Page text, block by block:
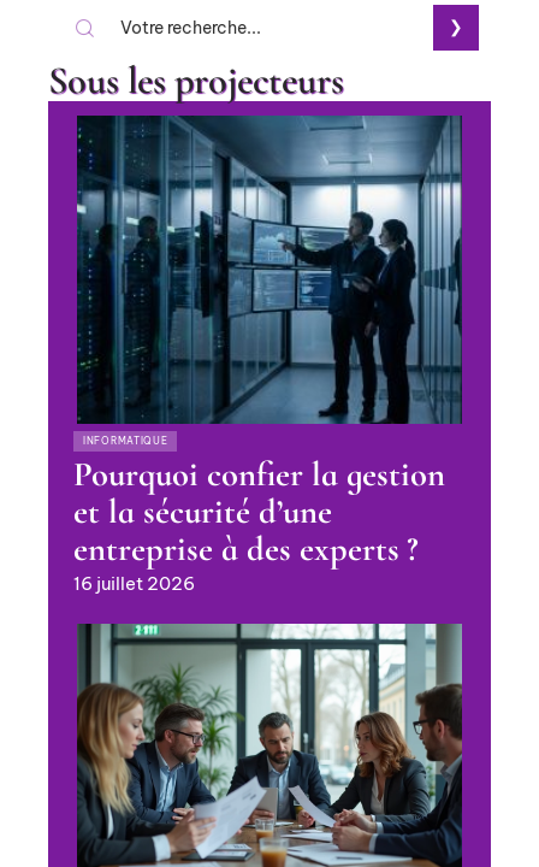
Sous les projecteurs
INFORMATIQUE
Pourquoi confier la gestion
et la sécurité d’une
entreprise à des experts ?
16 juillet 2026